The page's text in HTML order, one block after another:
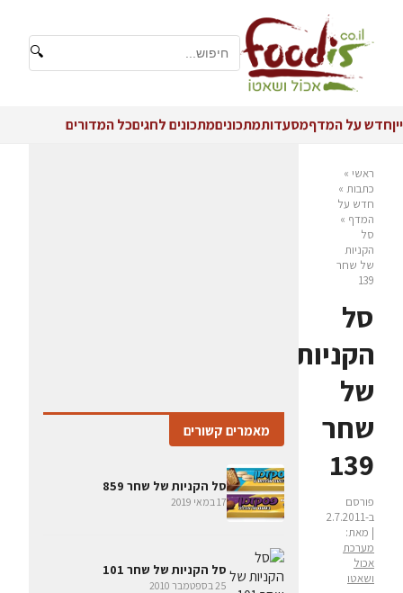
🔍
ייןחדש על המדףמסעדותמתכוניםמתכונים לחגיםכל המדורים
ראשי »
כתבות »
חדש על
המדף »
סל
הקניות
של שחר
139
סל
הקניות
של
שחר
139
פורסם
ב-2.7.2011
| מאת:
מערכת
אכול
ושאטו
מאמרים קשורים
סל הקניות של שחר 859
17 במאי 2019
סל הקניות של שחר 101
25 בספטמבר 2010